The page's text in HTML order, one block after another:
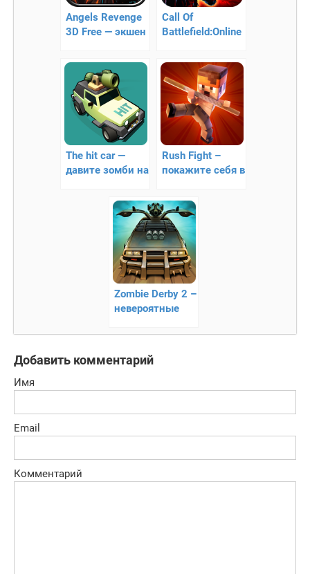
Angels Revenge
3D Free — экшен
Call Of
Battlefield:Online
апокалипсис
The hit car —
давите зомби на
тормозов!
Rush Fight –
покажите себя в
аркаде
Zombie Derby 2 –
невероятные
Добавить комментарий
Имя
Email
Комментарий